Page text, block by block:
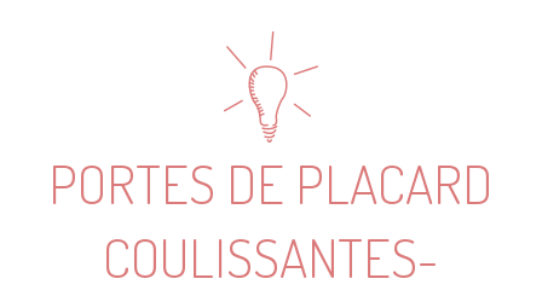
PORTES DE PLACARD
COULISSANTES-